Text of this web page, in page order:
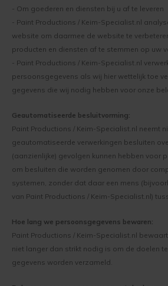
Kalkverf overschilderen
Binnenklimaat
Wat voor verf zit op mijn muur?
Kinderkamer verven
Mycal Por
Mycal Top
Restauro Fixatief
Restauro Lasur
Saltsorb
Silan Primer
Soldalan Grof
Speciaal Fixatief
- Om goederen en diensten bij u af te leveren
- Paint Productions / Keim-Specialist.nl
website om daarmee de website te
producten en diensten af te stemmen op uw
- Paint Productions / Keim-Specialist.nl
persoonsgegevens als wij hier wettelijk toe
gegevens die wij nodig hebben voor onze
Geautomatiseerde besluitvorming:
Paint Productions / Keim-Specialist.nl neemt
geautomatiseerde verwerkingen besluiten
(aanzienlijke) gevolgen kunnen hebben voor
om besluiten die worden genomen door
systemen, zonder dat daar een mens
van Paint Productions / Keim-Specialist.nl)
Hoe lang we persoonsgegevens bewaren:
Paint Productions / Keim-Specialist.nl
niet langer dan strikt nodig is om de doelen
gegevens worden verzameld.